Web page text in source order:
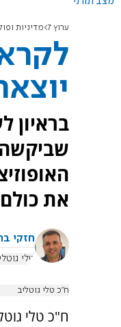
ערוץ 7 מדיניות
את
חזקי
טלי
ח"כ טלי גוטליב